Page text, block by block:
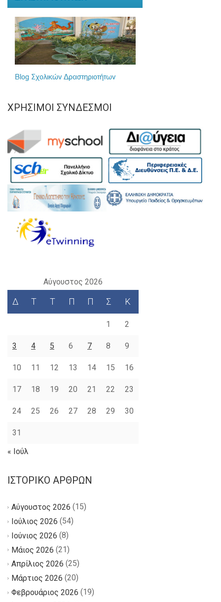
ΧΡΉΣΙΜΟΙ ΣΎΝΔΕΣΜΟΙ
Αύγουστος 2026
Δ Τ Τ Π Π Σ Κ
1 2
3 4 5 6 7 8 9
10 11 12 13 14 15 16
17 18 19 20 21 22 23
24 25 26 27 28 29 30
31
« Ιούλ
ΙΣΤΟΡΙΚΌ ΆΡΘΡΩΝ
Αύγουστος 2026 (15)
Ιούλιος 2026 (54)
Ιούνιος 2026 (8)
Μάιος 2026 (21)
Απρίλιος 2026 (25)
Μάρτιος 2026 (20)
Φεβρουάριος 2026 (19)